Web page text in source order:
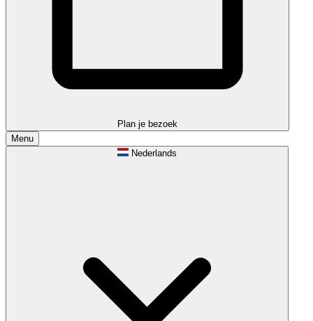
Plan je bezoek
Menu
Nederlands